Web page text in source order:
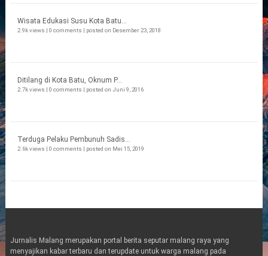
Wisata Edukasi Susu Kota Batu...
2.9k views | 0 comments | posted on Desember 23, 2018
Ditilang di Kota Batu, Oknum P...
2.7k views | 0 comments | posted on Juni 9, 2016
Terduga Pelaku Pembunuh Sadis...
2.6k views | 0 comments | posted on Mei 15, 2019
Jurnalis Malang merupakan portal berita seputar malang raya yang
menyajikan kabar terbaru dan terupdate untuk warga malang pada